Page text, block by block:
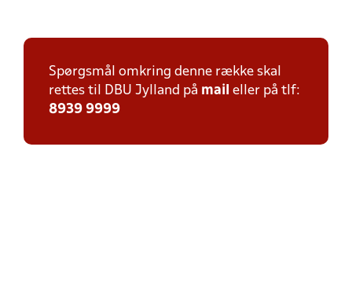
Spørgsmål omkring denne række skal
rettes til DBU Jylland på mail eller på tlf:
8939 9999